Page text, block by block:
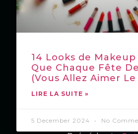
14 Looks de
Que Chaque Fête
(Vous Allez Aimer Le
LIRE LA SUITE »
5 December 2024 No